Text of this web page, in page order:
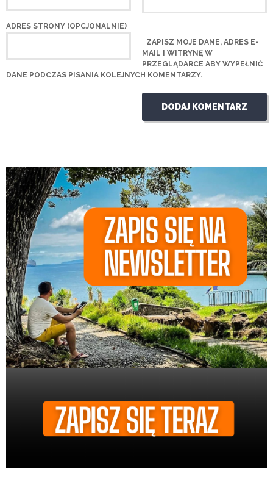
ADRES STRONY (OPCJONALNIE)
ZAPISZ MOJE DANE, ADRES E-
MAIL I WITRYNĘ W
PRZEGLĄDARCE ABY WYPEŁNIĆ
DANE PODCZAS PISANIA KOLEJNYCH KOMENTARZY.